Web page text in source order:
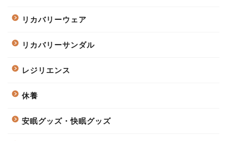
リカバリーウェア
リカバリーサンダル
レジリエンス
休養
安眠グッズ・快眠グッズ